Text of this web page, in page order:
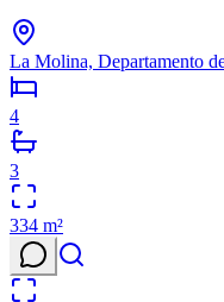
La Molina, Departamento
4
3
334 m²